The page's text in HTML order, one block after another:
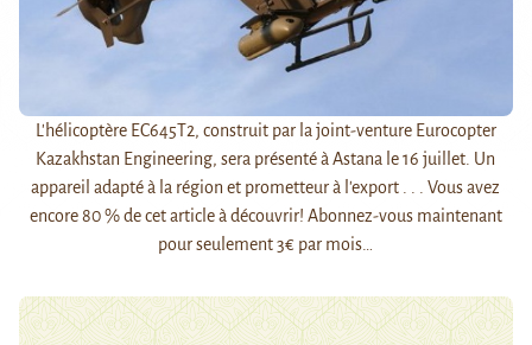
L'hélicoptère EC645T2, construit par la joint-venture Eurocopter
Kazakhstan Engineering, sera présenté à Astana le 16 juillet. Un
appareil adapté à la région et prometteur à l'export . . . Vous avez
encore 80 % de cet article à découvrir! Abonnez-vous maintenant
pour seulement 3€ par mois…